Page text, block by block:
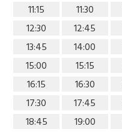
11:15
11:30
12:30
12:45
13:45
14:00
15:00
15:15
16:15
16:30
17:30
17:45
18:45
19:00